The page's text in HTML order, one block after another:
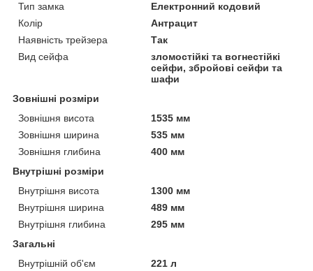
Тип замка
Електронний кодовий
Колір
Антрацит
Наявність трейзера
Так
Вид сейфа
зломостійкі та вогнестійкі
сейфи, збройові сейфи та
шафи
Зовнішні розміри
Зовнішня висота
1535 мм
Зовнішня ширина
535 мм
Зовнішня глибина
400 мм
Внутрішні розміри
Внутрішня висота
1300 мм
Внутрішня ширина
489 мм
Внутрішня глибина
295 мм
Загальні
Внутрішній об'єм
221 л